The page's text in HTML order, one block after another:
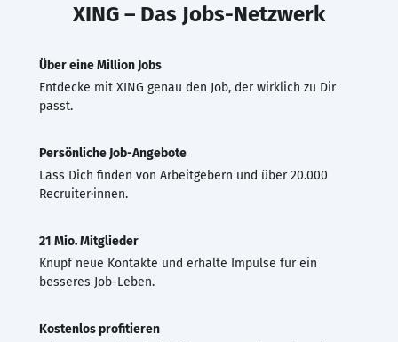
XING – Das Jobs-Netzwerk
Über eine Million Jobs
Entdecke mit XING genau den Job, der wirklich zu Dir
passt.
Persönliche Job-Angebote
Lass Dich finden von Arbeitgebern und über 20.000
Recruiter·innen.
21 Mio. Mitglieder
Knüpf neue Kontakte und erhalte Impulse für ein
besseres Job-Leben.
Kostenlos profitieren